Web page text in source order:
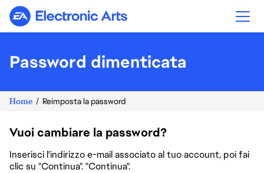
Electronic Arts
Password dimenticata
Home Reimposta la password
Vuoi cambiare la password?
Inserisci l'indirizzo e-mail associato al tuo account, poi fai
clic su "Continua". "Continua".